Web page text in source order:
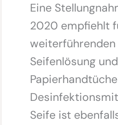
Eine
2020 empfiehlt
weiterführenden
Seifenlösung
Seife ist